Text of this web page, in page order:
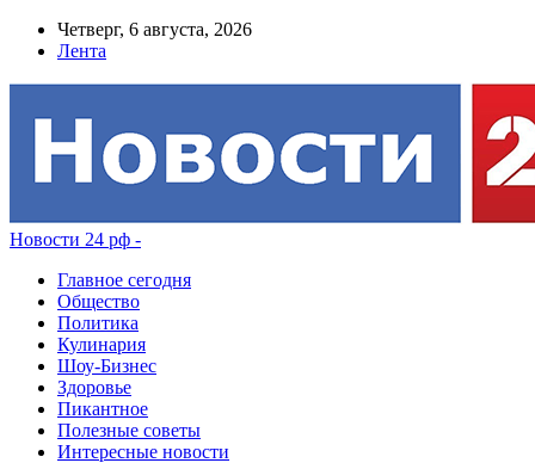
Четверг, 6 августа, 2026
Лента
Новости 24 рф -
Главное сегодня
Общество
Политика
Кулинария
Шоу-Бизнес
Здоровье
Пикантное
Полезные советы
Интересные новости